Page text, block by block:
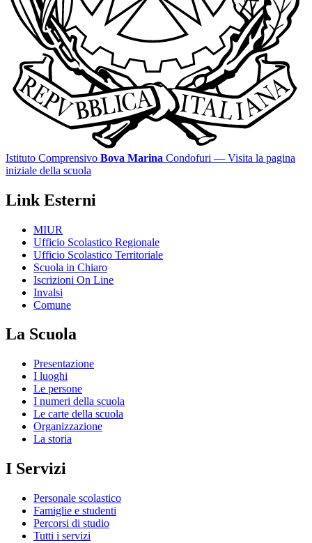
Istituto Comprensivo Bova Marina Condofuri — Visita la pagina
iniziale della scuola
Link Esterni
MIUR
Ufficio Scolastico Regionale
Ufficio Scolastico Territoriale
Scuola in Chiaro
Iscrizioni On Line
Invalsi
Comune
La Scuola
Presentazione
I luoghi
Le persone
I numeri della scuola
Le carte della scuola
Organizzazione
La storia
I Servizi
Personale scolastico
Famiglie e studenti
Percorsi di studio
Tutti i servizi